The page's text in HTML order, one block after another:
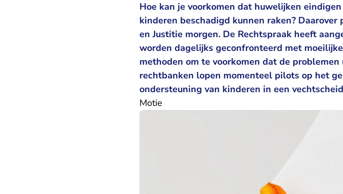
Hoe kan je voorkomen dat huwelijken
kinderen beschadigd kunnen raken?
en Justitie morgen. De Rechtspraak heeft
worden dagelijks geconfronteerd met
methoden om te voorkomen dat de
rechtbanken lopen momenteel pilots op het
ondersteuning van kinderen in een
Motie